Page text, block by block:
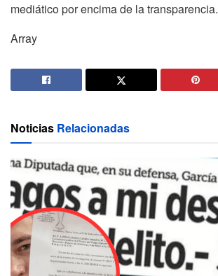
mediático por encima de la transparencia.
Array
Noticias Relacionadas